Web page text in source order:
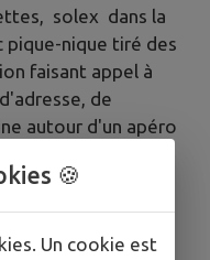
solex dans la
pique-nique tiré des
faisant appel à
de
autour d'un apéro
soir de 18h
🍪
Un cookie est